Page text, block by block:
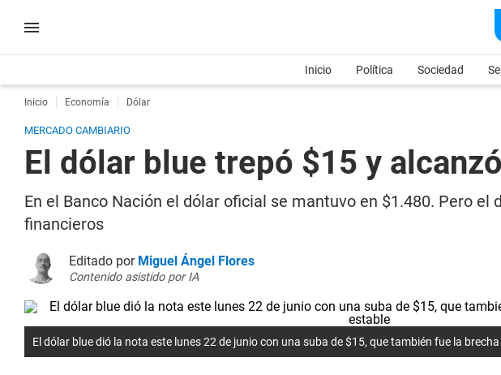
Inicio Política Sociedad
Inicio Economía Dólar
MERCADO CAMBIARIO
El dólar blue trepó $15 y
En el Banco Nación el dólar oficial se mantuvo en $1.480. Pero
financieros
Editado por Miguel Ángel Flores
Contenido asistido por IA
El dólar blue dió la nota este lunes 22 de junio con una suba de $15, que también fue la